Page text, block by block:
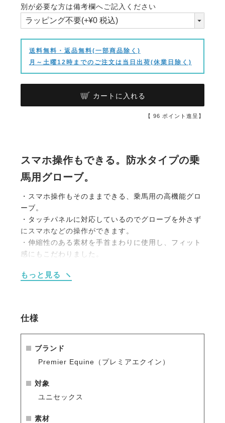
須)
別が必要な方は備考欄へご記入ください
送料無料・返品無料(一部商品除く)
月～土曜12時までのご注文は当日出荷(休業日除く)
カートに入れる
【 96 ポイント進呈】
スマホ操作もできる。防水タイプの乗
馬用グローブ。
・スマホ操作もそのままできる、乗馬用の高機能グロ
ーブ。
・タッチパネルに対応しているのでグローブを外さず
にスマホなどの操作ができます。
・伸縮性のある素材を手首まわりに使用し、フィット
感にもこだわりました。
やかな合成皮革を使用。
もっと見る
仕様
ブランド
Premier Equine（プレミアエクイン）
対象
ユニセックス
素材